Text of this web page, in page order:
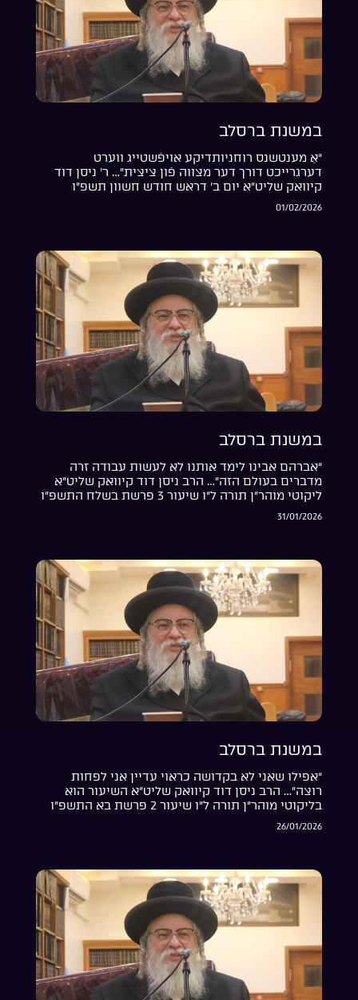
במשנת ברסלב
“אַ מענטשנס רוחניותדיקע אויפֿשטייג ווערט
דערגרייכט דורך דער מצווה פֿון ציצית”… ר’ ניסן דוד
קיוואק שליט”א יום ב’ דראש חודש חשוון תשפ”ו
01/02/2026
במשנת ברסלב
“אברהם אבינו לימד אותנו לא לעשות עבודה זרה
מדברים בעולם הזה”… הרב ניסן דוד קיוואק שליט”א
ליקוטי מוהר”ן תורה ל”ו שיעור 3 פרשת בשלח התשפ”ו
31/01/2026
במשנת ברסלב
“אפילו שאני לא בקדושה כראוי עדיין אני לפחות
רוצה”… הרב ניסן דוד קיוואק שליט”א השיעור הוא
בליקוטי מוהר”ן תורה ל”ו שיעור 2 פרשת בא התשפ”ו
26/01/2026